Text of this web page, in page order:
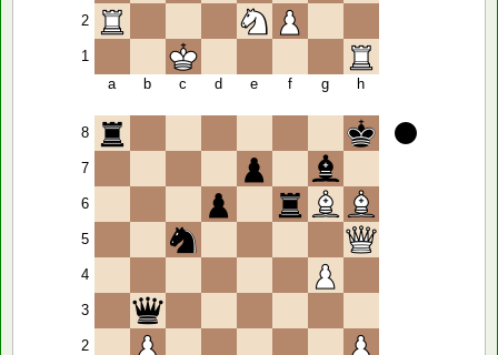
2
1
a
b c d e f g h
8
7
6
5
4
3
2